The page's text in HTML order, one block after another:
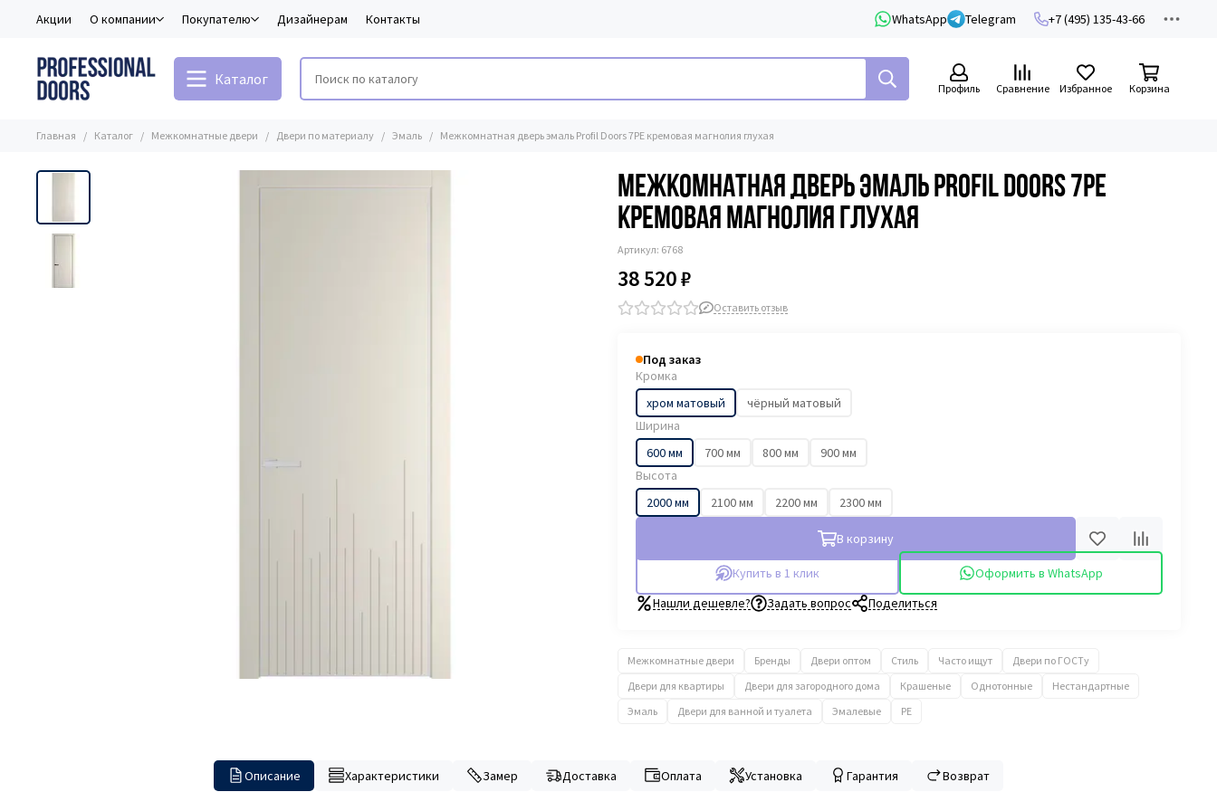
Акции О компании Покупателю Дизайнерам Контакты WhatsApp Telegram +7 (495) 135-43-66
Каталог
Профиль Сравнение Избранное Корзина
Главная Каталог Межкомнатные двери Двери по материалу Эмаль Межкомнатная дверь эмаль Profil Doors 7PE кремовая магнолия глухая
Межкомнатная дверь эмаль Profil Doors 7PE
кремовая магнолия глухая
Артикул: 6768
38 520 ₽
Оставить отзыв
Под заказ
Кромка
хром матовый
чёрный матовый
Ширина
600 мм
700 мм 800 мм
900 мм
Высота
2000 мм
2100 мм 2200 мм 2300 мм
В корзину
Купить в 1 клик
Оформить в WhatsApp
Нашли дешевле?
Задать вопрос Поделиться
Межкомнатные двери Бренды Двери оптом Стиль Часто ищут
Двери по ГОСТу
Двери для квартиры
Двери для загородного дома Крашеные Однотонные
Нестандартные
Эмаль
Двери для ванной и туалета Эмалевые PE
Описание Характеристики Замер Доставка Оплата Установка Гарантия Возврат